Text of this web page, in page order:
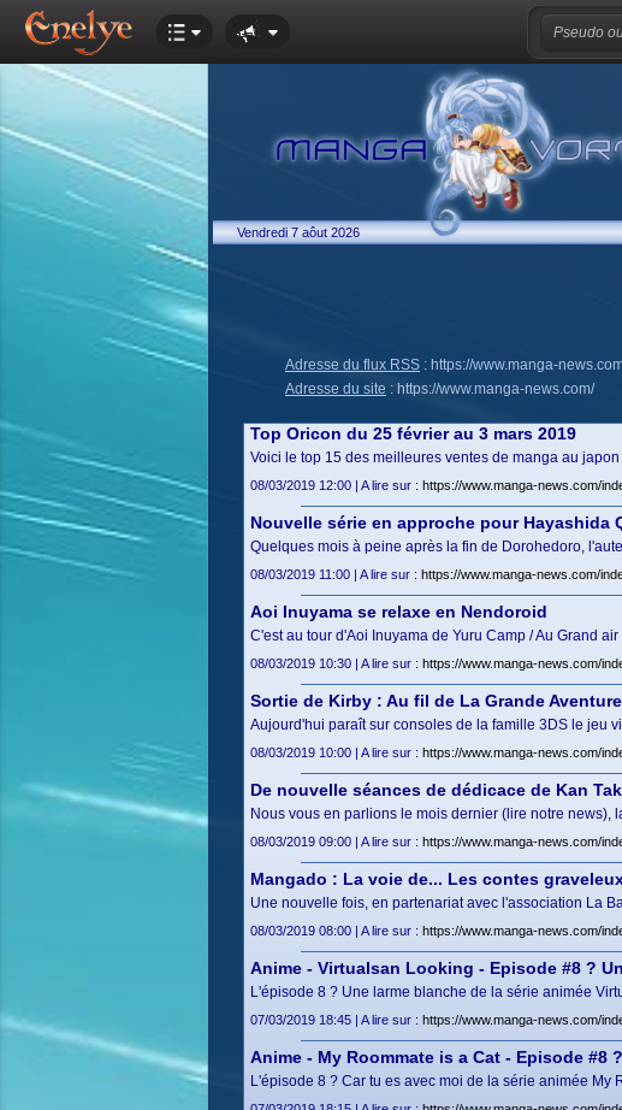
Vendredi 7 aôut 2026
Adresse du flux RSS : https://www.manga-
Adresse du site : https://www.manga-news.com/
Top Oricon du 25 février au 3 mars 2019
Voici le top 15 des meilleures ventes de manga au
08/03/2019 12:00 | A lire sur : https://www.manga-news.com/
Nouvelle série en approche pour Hayashida
Quelques mois à peine après la fin de Dorohedoro,
08/03/2019 11:00 | A lire sur : https://www.manga-news.com/
Aoi Inuyama se relaxe en Nendoroid
C'est au tour d'Aoi Inuyama de Yuru Camp / Au Grand
08/03/2019 10:30 | A lire sur : https://www.manga-news.com/
Sortie de Kirby : Au fil de La Grande Aventure
Aujourd'hui paraît sur consoles de la famille 3DS le jeu
08/03/2019 10:00 | A lire sur : https://www.manga-news.com/
De nouvelle séances de dédicace de Kan
Nous vous en parlions le mois dernier (lire notre news),
08/03/2019 09:00 | A lire sur : https://www.manga-news.com/
Mangado : La voie de... Les contes
Une nouvelle fois, en partenariat avec l'association La
08/03/2019 08:00 | A lire sur : https://www.manga-news.com/
Anime - Virtualsan Looking - Episode #8 ?
L'épisode 8 ? Une larme blanche de la série animée
07/03/2019 18:45 | A lire sur : https://www.manga-news.com/
Anime - My Roommate is a Cat - Episode #8
L'épisode 8 ? Car tu es avec moi de la série animée